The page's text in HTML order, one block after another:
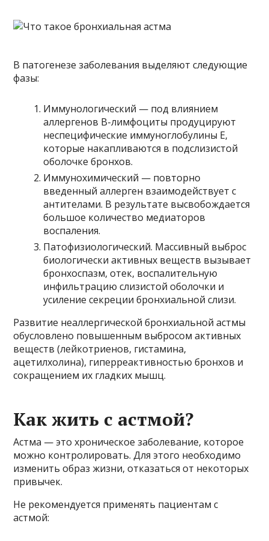
В патогенезе заболевания выделяют следующие
фазы:
Иммунологический — под влиянием
аллергенов В-лимфоциты продуцируют
неспецифические иммуноглобулины Е,
которые накапливаются в подслизистой
оболочке бронхов.
Иммунохимический — повторно
введенный аллерген взаимодействует с
антителами. В результате высвобождается
большое количество медиаторов
воспаления.
Патофизиологический. Массивный выброс
биологически активных веществ вызывает
бронхоспазм, отек, воспалительную
инфильтрацию слизистой оболочки и
усиление секреции бронхиальной слизи.
Развитие неаллергической бронхиальной астмы
обусловлено повышенным выбросом активных
веществ (лейкотриенов, гистамина,
ацетилхолина), гиперреактивностью бронхов и
сокращением их гладких мышц.
Как жить с астмой?
Астма — это хроническое заболевание, которое
можно контролировать. Для этого необходимо
изменить образ жизни, отказаться от некоторых
привычек.
Не рекомендуется применять пациентам с
астмой: